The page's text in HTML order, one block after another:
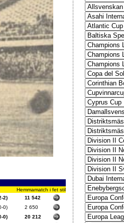
Hemmamatch i fet stil
2)
11 542
0)
2 650
0)
20 212